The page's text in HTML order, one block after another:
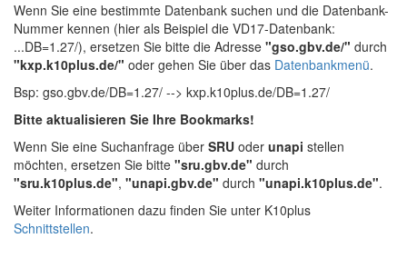
Wenn Sie eine bestimmte Datenbank suchen und die Datenbank-
Nummer kennen (hier als Beispiel die VD17-Datenbank:
...DB=1.27/), ersetzen Sie bitte die Adresse "gso.gbv.de/" durch
"kxp.k10plus.de/" oder gehen Sie über das Datenbankmenü.
Bsp: gso.gbv.de/DB=1.27/ --> kxp.k10plus.de/DB=1.27/
Bitte aktualisieren Sie Ihre Bookmarks!
Wenn Sie eine Suchanfrage über SRU oder unapi stellen
möchten, ersetzen Sie bitte "sru.gbv.de" durch
"sru.k10plus.de", "unapi.gbv.de" durch "unapi.k10plus.de".
Weiter Informationen dazu finden Sie unter K10plus
Schnittstellen.